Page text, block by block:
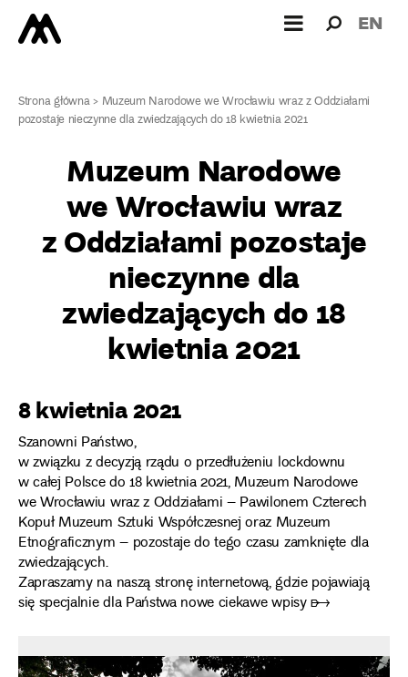
dla: EN
Strona główna> Muzeum Narodowe we Wrocławiu wraz z Oddziałami
pozostaje nieczynne dla zwiedzających do 18 kwietnia 2021
Muzeum Narodowe
we Wrocławiu wraz
z Oddziałami pozostaje
nieczynne dla
zwiedzających do 18
kwietnia 2021
8 kwietnia 2021
Szanowni Państwo,
w związku z decyzją rządu o przedłużeniu lockdownu
w całej Polsce do 18 kwietnia 2021, Muzeum Narodowe
we Wrocławiu wraz z Oddziałami – Pawilonem Czterech
Kopuł Muzeum Sztuki Współczesnej oraz Muzeum
Etnograficznym – pozostaje do tego czasu zamknięte dla
zwiedzających.
Zapraszamy na naszą stronę internetową, gdzie pojawiają
się specjalnie dla Państwa noweciekawe wpisy ➸